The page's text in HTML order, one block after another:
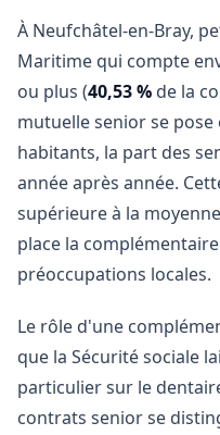
À Neufchâtel-en-Bray,
Maritime qui compte
ou plus (40,53 % de la
mutuelle senior se pose
habitants, la part des
année après année.
supérieure à la
place la
préoccupations locales.
Le rôle d'une
que la Sécurité sociale
particulier sur le
contrats senior se